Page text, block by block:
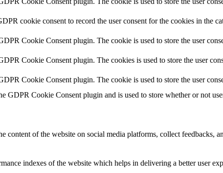
cookie consent to record the user consent for the cookies in the
Cookie Consent plugin. The cookie is used to store the user
Cookie Consent plugin. The cookies is used to store the user
Cookie Consent plugin. The cookie is used to store the user
GDPR Cookie Consent plugin and is used to store whether or not
of the website on social media platforms, collect feedbacks,
indexes of the website which helps in delivering a better user